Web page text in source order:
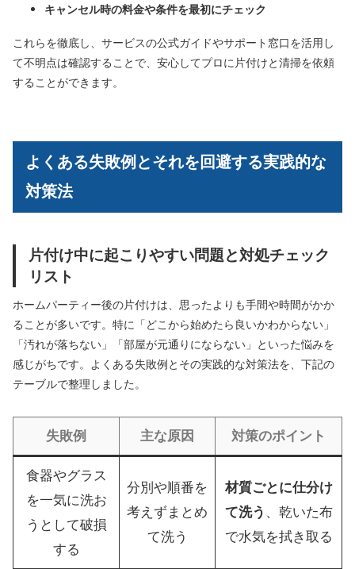
キャンセル時の料金や条件を最初にチェック
これらを徹底し、サービスの公式ガイドやサポート窓口を活用し
て不明点は確認することで、安心してプロに片付けと清掃を依頼
することができます。
よくある失敗例とそれを回避する実践的な
対策法
片付け中に起こりやすい問題と対処チェック
リスト
ホームパーティー後の片付けは、思ったよりも手間や時間がかか
ることが多いです。特に「どこから始めたら良いかわからない」
「汚れが落ちない」「部屋が元通りにならない」といった悩みを
感じがちです。よくある失敗例とその実践的な対策法を、下記の
テーブルで整理しました。
失敗例 主な原因 対策のポイント
食器やグラス
を一気に洗お
うとして破損
する
分別や順番を
考えずまとめ
て洗う
材質ごとに仕分け
て洗う 、乾いた布
で水気を拭き取る